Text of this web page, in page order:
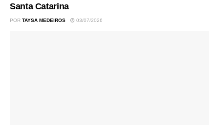
Santa Catarina
POR TAYSA MEDEIROS 03/07/2026